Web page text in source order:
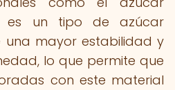
es un tipo de azúcar
una mayor estabilidad y
lo que permite que
con este material